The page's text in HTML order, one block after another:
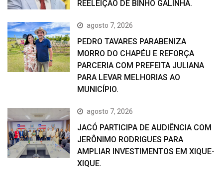
REELEIÇÃO DE BINHO GALINHA.
agosto 7, 2026
PEDRO TAVARES PARABENIZA
MORRO DO CHAPÉU E REFORÇA
PARCERIA COM PREFEITA JULIANA
PARA LEVAR MELHORIAS AO
MUNICÍPIO.
agosto 7, 2026
JACÓ PARTICIPA DE AUDIÊNCIA COM
JERÔNIMO RODRIGUES PARA
AMPLIAR INVESTIMENTOS EM XIQUE-
XIQUE.